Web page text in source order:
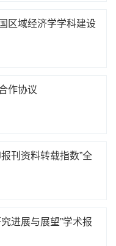
区域经济学学科建设
作协议
刊资料转载指数”全
进展与展望”学术报